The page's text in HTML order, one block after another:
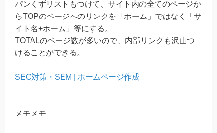
パンくずリストもつけて、サイト内の全てのページか
らTOPのページへのリンクを「ホーム」ではなく「サ
イト名+ホーム」等にする。
TOTALのページ数が多いので、内部リンクも沢山つ
けることができる。
SEO対策・SEM | ホームページ作成
メモメモ